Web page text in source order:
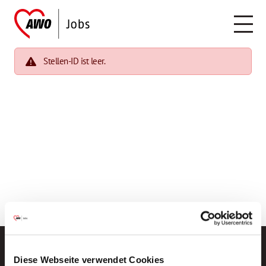
Diese Webseite verwendet Cookies
Stellen-ID ist leer.